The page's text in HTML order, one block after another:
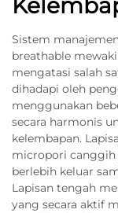
Sistem
breathable
mengatasi salah
dihadapi oleh
menggunakan
secara harmonis
kelembapan.
micropori
berlebih keluar
Lapisan tengah
yang secara aktif